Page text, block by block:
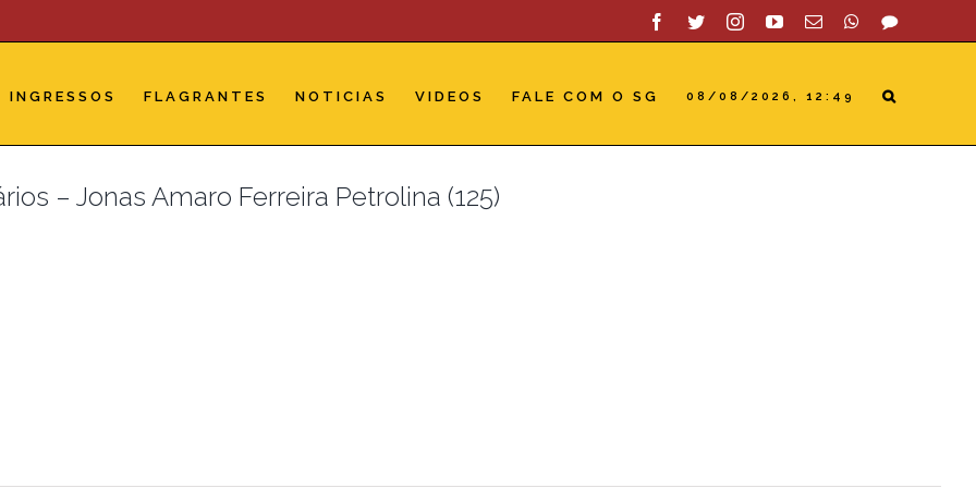
Facebook
TwitterInstagramYouTube
Email WhatsApp
SAC
INGRESSOS FLAGRANTES NOTICIAS VIDEOS FALE COM O SG 08/08/2026, 12:49
– Jonas Amaro Ferreira Petrolina (125)